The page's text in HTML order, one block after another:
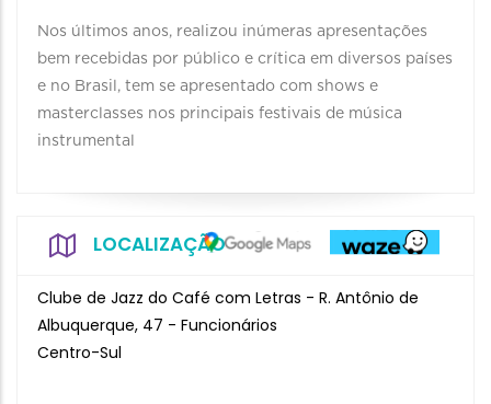
Nos últimos anos, realizou inúmeras apresentações
bem recebidas por público e crítica em diversos países
e no Brasil, tem se apresentado com shows e
masterclasses nos principais festivais de música
instrumental
LOCALIZAÇÃO
Clube de Jazz do Café com Letras - R. Antônio de
Albuquerque, 47 - Funcionários
Centro-Sul